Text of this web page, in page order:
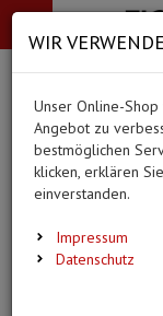
-->
Bekleidung
Medizinische Hilfsmittel
Pflege & Alltag
Alle Kategorien
PFLEGE & ALLTAG
Waschhandschuhe
Menü
WIR
Unser Online-
Angebot zu
bestmöglichen
klicken, erklären
einverstanden.
Impressum
Datenschutz